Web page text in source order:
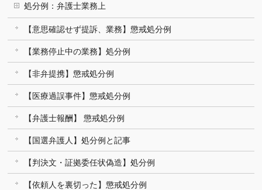
処分例：弁護士業務上
【意思確認せず提訴、業務】懲戒処分例
【業務停止中の業務】処分例
【非弁提携】懲戒処分例
【医療過誤事件】懲戒処分例
【弁護士報酬】 懲戒処分例
【国選弁護人】処分例と記事
【判決文・証拠委任状偽造】処分例
【依頼人を裏切った】懲戒処分例